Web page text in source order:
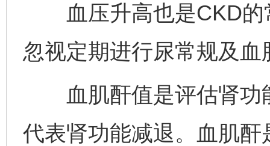
血压升高也是CKD的
忽视定期进行尿常规及
血肌酐值是评估肾功
代表肾功能减退。血肌